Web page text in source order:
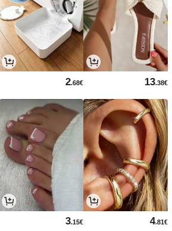
13.38€
2.68€
4.81€
3.15€